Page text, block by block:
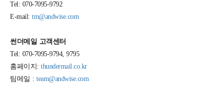
Tel: 070-7095-9792
E-mail: tm@andwise.com
썬더메일 고객센터
Tel: 070-7095-9794, 9795
홈페이지: thundermail.co.kr
팀메일 : team@andwise.com